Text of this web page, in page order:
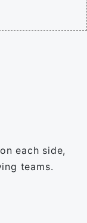
each side,
teams.